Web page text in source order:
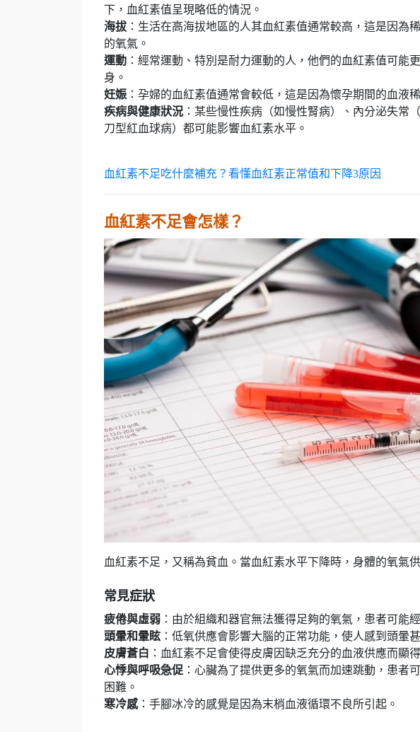
下，血紅素值呈現略低的情況。
海拔 ：生活在高海拔地區的人其血紅素值通常較高，這是因為
的氧氣。
運動 ：經常運動、特別是耐力運動的人，他們的血紅素值可能
身。
妊娠 ：孕婦的血紅素值通常會較低，這是因為懷孕期間的血液
疾病與健康狀況 ：某些慢性疾病（如慢性腎病）、內分泌失常
刀型紅血球病）都可能影響血紅素水平。
血紅素不足吃什麼補充？看懂血紅素正常值和下降3原因
血紅素不足會怎樣？
血紅素不足，又稱為貧血。當血紅素水平下降時，身體的氧氣
常見症狀
疲倦與虛弱 ：由於組織和器官無法獲得足夠的氧氣，患者可能
頭暈和暈眩 ：低氧供應會影響大腦的正常功能，使人感到頭暈
皮膚蒼白 ：血紅素不足會使得皮膚因缺乏充分的血液供應而顯
心悸與呼吸急促 ：心臟為了提供更多的氧氣而加速跳動，患者
困難。
寒冷感：手腳冰冷的感覺是因為末梢血液循環不良所引起。